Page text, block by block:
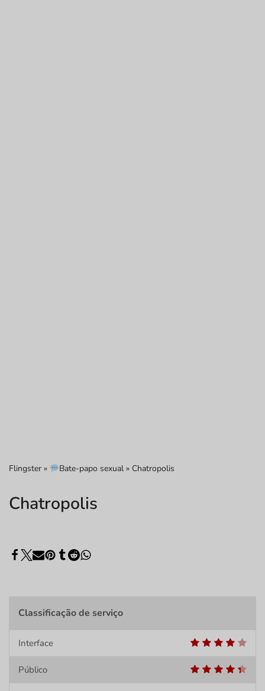
Flingster » Bate-papo sexual» Chatropolis
Chatropolis
Classificação de serviço
Interface
Público